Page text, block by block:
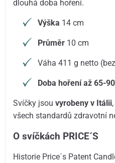
dlouhá doba hoření.
Výška 14 cm
Průměr 10 cm
Váha 411 g netto
Doba hoření až 65-
Svíčky jsouvyrobeny v Itálii
všech standardů zdravotní
O svíčkách PRICE´S
Historie Price´s Patent